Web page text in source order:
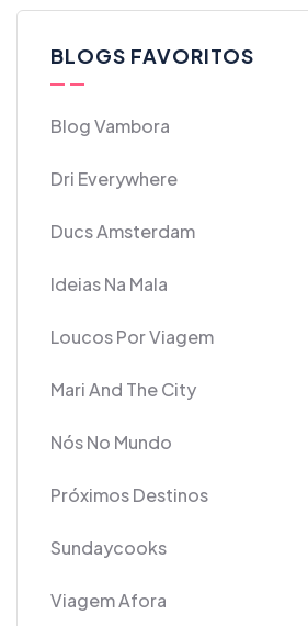
BLOGS FAVORITOS
Blog Vambora
Dri Everywhere
Ducs Amsterdam
Ideias Na Mala
Loucos Por Viagem
Mari And The City
Nós No Mundo
Próximos Destinos
Sundaycooks
Viagem Afora